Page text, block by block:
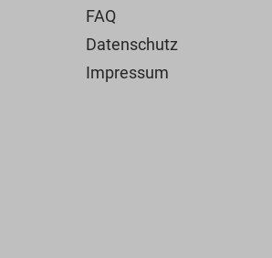
FAQ
Datenschutz
Impressum